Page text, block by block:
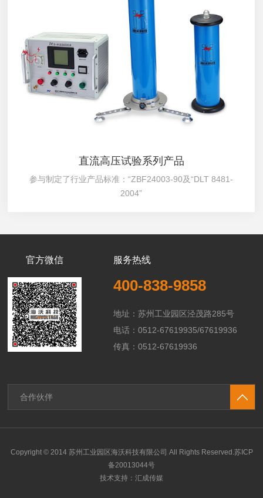
直流高压试验系列产品
参与制定了行业产品标准：“ZBF24003-90及“DLT 8481-
2004”
官方微信 服务热线
400-838-9858
地址：苏州工业园区泾茂路285号
电话：0512-67619935/67619936
传真：0512-67619936
合作伙伴
Copyright © 2014 苏州工业园区海沃科技有限公司 All Rights Reserved.苏ICP
备20013044号
技术支持： 汇成传媒